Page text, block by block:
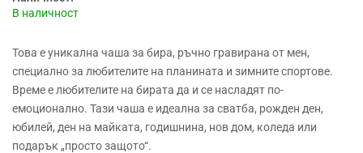
В наличност
Това е уникална чаша за бира, ръчно гравирана от мен,
специално за любителите на планината и зимните спортове.
Време е любителите на бирата да и се насладят по-
емоционално. Тази чаша е идеална за сватба, рожден ден,
юбилей, ден на майката, годишнина, нов дом, коледа или
подарък „просто защото“.